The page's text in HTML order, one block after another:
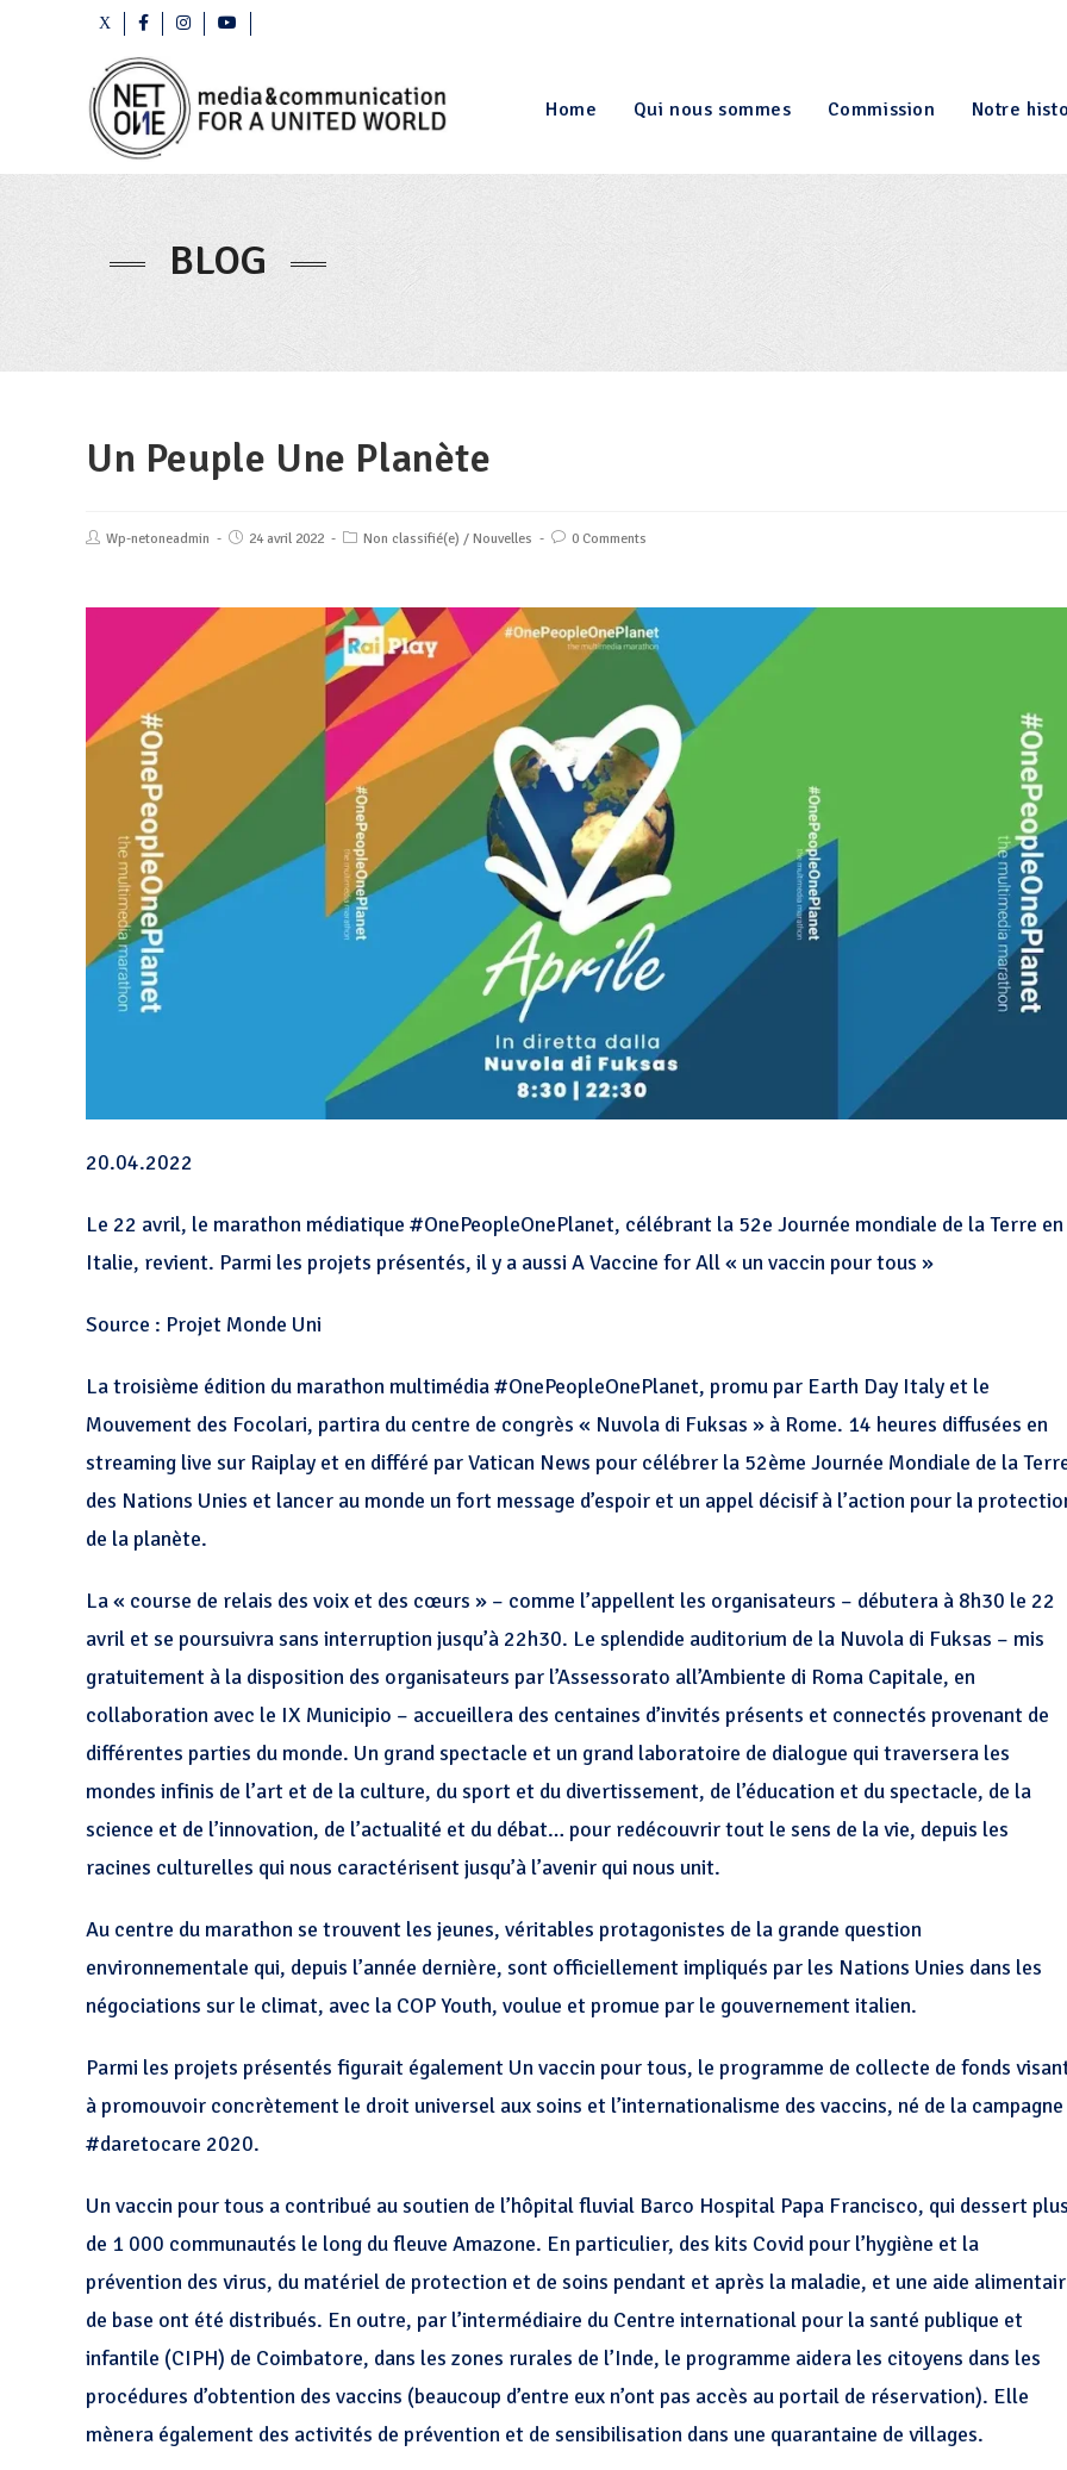
Home Qui nous sommes Commission Notre
BLOG
Un Peuple Une Planète
Wp-netoneadmin 24 avril 2022 Non classifié(e) / Nouvelles 0 Comments
20.04.2022
Le 22 avril, le marathon médiatique #OnePeopleOnePlanet, célébrant la 52e Journée mondiale de la Terre en
Italie, revient. Parmi les projets présentés, il y a aussi A Vaccine for All« un vaccin pour tous »
Source : Projet Monde Uni
La troisième édition du marathon multimédia #OnePeopleOnePlanet, promu par Earth Day Italy et le
Mouvement des Focolari, partira du centre de congrès « Nuvola di Fuksas » à Rome. 14 heures diffusées en
streaming live sur Raiplay et en différé par Vatican News pour célébrer la 52ème Journée Mondiale de la
des Nations Unies et lancer au monde un fort message d’espoir et un appel décisif à l’action pour la
de la planète.
La « course de relais des voix et des cœurs » – comme l’appellent les organisateurs – débutera à 8h30 le 22
avril et se poursuivra sans interruption jusqu’à 22h30. Le splendide auditorium de la Nuvola di Fuksas – mis
gratuitement à la disposition des organisateurs par l’Assessorato all’Ambiente di Roma Capitale, en
collaboration avec le IX Municipio – accueillera des centaines d’invités présents et connectés provenant de
différentes parties du monde. Un grand spectacle et un grand laboratoire de dialogue qui traversera les
mondes infinis de l’art et de la culture, du sport et du divertissement, de l’éducation et du spectacle, de la
science et de l’innovation, de l’actualité et du débat… pour redécouvrir tout le sens de la vie, depuis les
racines culturelles qui nous caractérisent jusqu’à l’avenir qui nous unit.
Au centre du marathon se trouvent les jeunes, véritables protagonistes de la grande question
environnementale qui, depuis l’année dernière, sont officiellement impliqués par les Nations Unies dans les
négociations sur le climat, avec la COP Youth, voulue et promue par le gouvernement italien.
Parmi les projets présentés figurait également Un vaccin pour tous, le programme de collecte de fonds
à promouvoir concrètement le droit universel aux soins et l’internationalisme des vaccins, né de la campagne
#daretocare 2020.
Un vaccin pour tous a contribué au soutien de l’hôpital fluvial Barco Hospital Papa Francisco, qui dessert
de 1 000 communautés le long du fleuve Amazone. En particulier, des kits Covid pour l’hygiène et la
prévention des virus, du matériel de protection et de soins pendant et après la maladie, et une aide
de base ont été distribués. En outre, par l’intermédiaire du Centre international pour la santé publique et
infantile (CIPH) de Coimbatore, dans les zones rurales de l’Inde, le programme aidera les citoyens dans les
procédures d’obtention des vaccins (beaucoup d’entre eux n’ont pas accès au portail de réservation). Elle
mènera également des activités de prévention et de sensibilisation dans une quarantaine de villages.